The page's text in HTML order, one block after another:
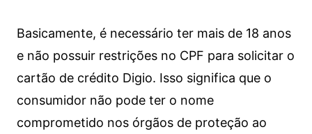
Basicamente, é necessário ter mais de 18 anos
e não possuir restrições no CPF para solicitar o
cartão de crédito Digio. Isso significa que o
consumidor não pode ter o nome
comprometido nos órgãos de proteção ao